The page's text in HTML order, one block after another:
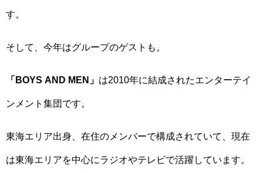
す。
そして、今年はグループのゲストも。
「BOYS AND MEN」 は2010年に結成されたエンターテイ
ンメント集団です。
東海エリア出身、在住のメンバーで構成されていて、現在
は東海エリアを中心にラジオやテレビで活躍しています。